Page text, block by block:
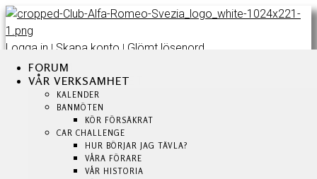
Logga in | Skapa konto | Glömt lösenord
FORUM
VÅR VERKSAMHET
KALENDER
BANMÖTEN
KÖR FÖRSÄKRAT
CAR CHALLENGE
HUR BÖRJAR JAG TÄVLA?
FORUM
VÅR VERKSAMHET
KALENDER
BANMÖTEN
KÖR FÖRSÄKRAT
CAR CHALLENGE
HUR BÖRJAR JAG TÄVLA?
VÅRA FÖRARE
VÅR HISTORIA
FORUM
VÅR VERKSAMHET
KALENDER
BANMÖTEN
KÖR FÖRSÄKRAT
CAR CHALLENGE
HUR BÖRJAR JAG TÄVLA?
VÅRA FÖRARE
VÅR HISTORIA